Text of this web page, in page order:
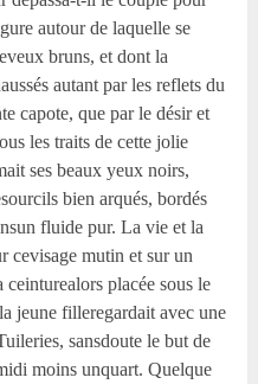
autour de laquelle se
bruns, et dont la
autant par les reflets du
capote, que par le désir et
les traits de cette jolie
ses beaux yeux noirs,
bien arqués, bordés
fluide pur. La vie et la
cevisage mutin et sur un
placée sous le
jeune filleregardait avec une
sansdoute le but de
moins unquart. Quelque